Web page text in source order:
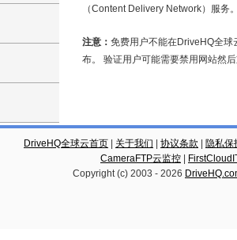
（Content Delivery Network）服务
注意： 免费用户不能在DriveHQ全球
布。 验证用户可能需要禁用网站然
DriveHQ全球云首页 关于我们 协议条款
隐私保
CameraFTP云监控
Copyright (c) 2003 - 2026